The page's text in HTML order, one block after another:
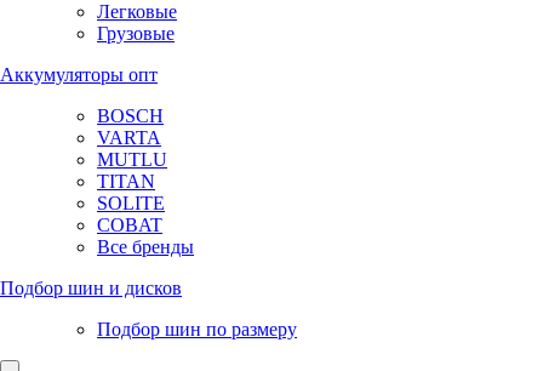
Легковые
Грузовые
Аккумуляторы опт
BOSCH
VARTA
MUTLU
TITAN
SOLITE
COBAT
Все бренды
Подбор шин и дисков
Подбор шин по размеру